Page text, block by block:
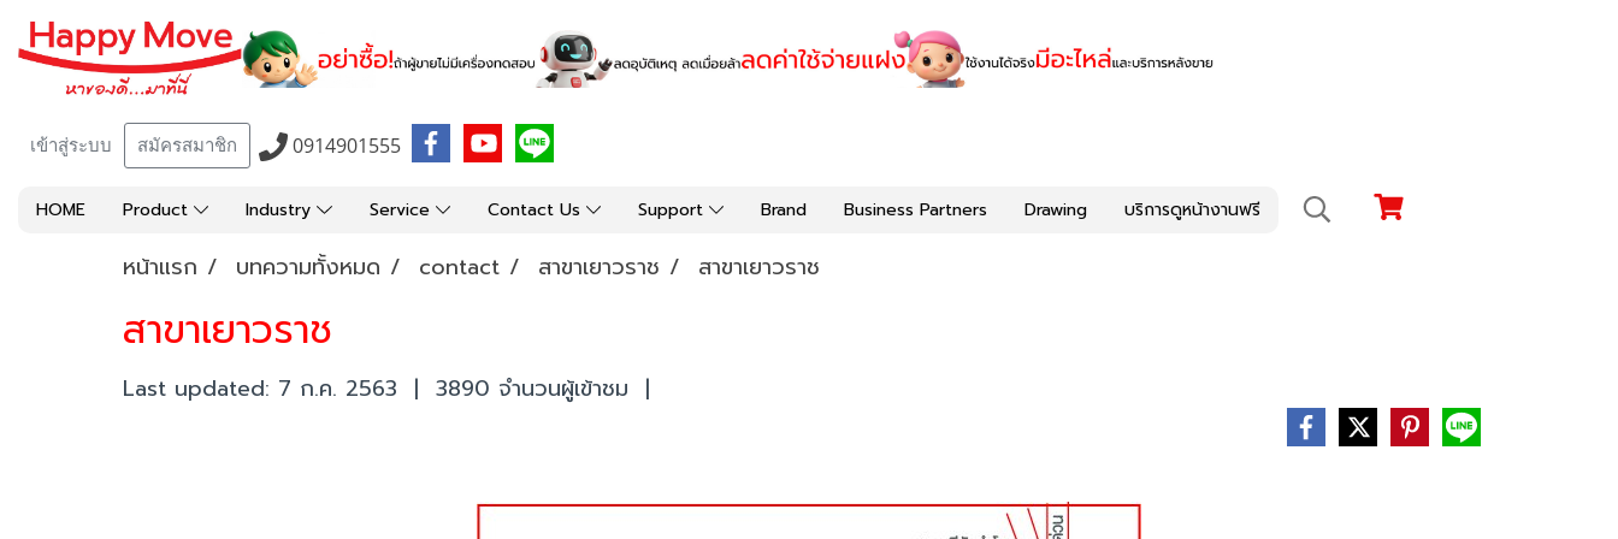
เข้าสู่ระบบ สมัครสมาชิก 0914901555
HOME Product Industry Service Contact Us Support Brand Business Partners Drawing บริการดูหน้างานฟรี
หน้าแรก บทความทั้งหมด contact สาขาเยาวราช สาขาเยาวราช
สาขาเยาวราช
Last updated: 7 ก.ค. 2563 | 3890 จำนวนผู้เข้าชม |